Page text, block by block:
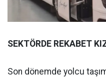
SEKTÖRDE REKABET
Son dönemde yolcu